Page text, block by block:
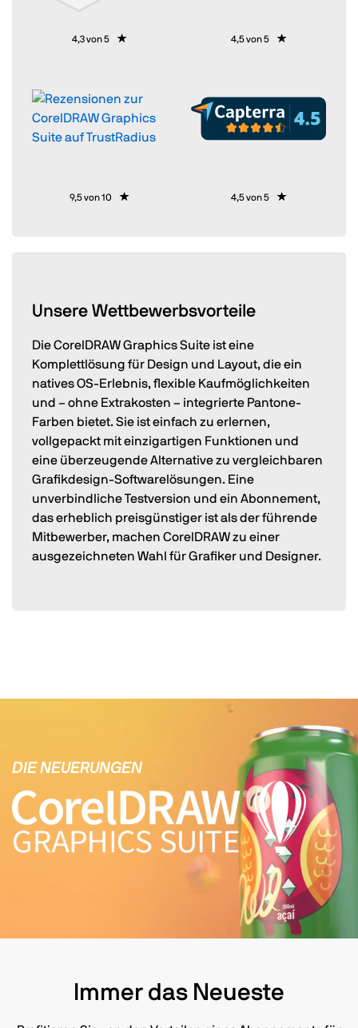
4,3 von 5 4,5 von 5
9,5 von 10 4,5 von 5
Unsere Wettbewerbsvorteile
Die CorelDRAW Graphics Suite ist eine
Komplettlösung für Design und Layout, die ein
natives OS-Erlebnis, flexible Kaufmöglichkeiten
und – ohne Extrakosten – integrierte Pantone-
Farben bietet. Sie ist einfach zu erlernen,
vollgepackt mit einzigartigen Funktionen und
eine überzeugende Alternative zu vergleichbaren
Grafikdesign-Softwarelösungen. Eine
unverbindliche Testversion und ein Abonnement,
das erheblich preisgünstiger ist als der führende
Mitbewerber, machen CorelDRAW zu einer
ausgezeichneten Wahl für Grafiker und Designer.
DIE NEUERUNGEN
Immer das Neueste